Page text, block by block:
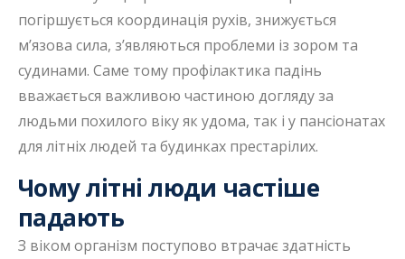
погіршується координація рухів, знижується
м’язова сила, з’являються проблеми із зором та
судинами. Саме тому профілактика падінь
вважається важливою частиною догляду за
людьми похилого віку як удома, так і у пансіонатах
для літніх людей та будинках престарілих.
Чому літні люди частіше
падають
З віком організм поступово втрачає здатність